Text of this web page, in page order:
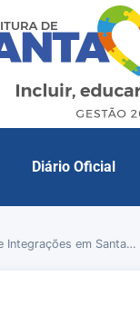
Diário Oficial
Integrações em Santa…